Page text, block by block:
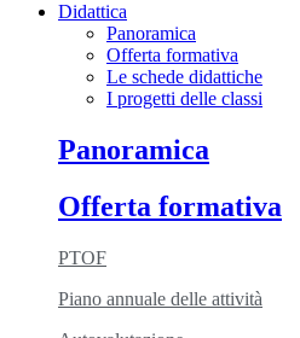
Didattica
Panoramica
Offerta formativa
Le schede didattiche
I progetti delle classi
Panoramica
Offerta formativa
PTOF
Piano annuale delle attività